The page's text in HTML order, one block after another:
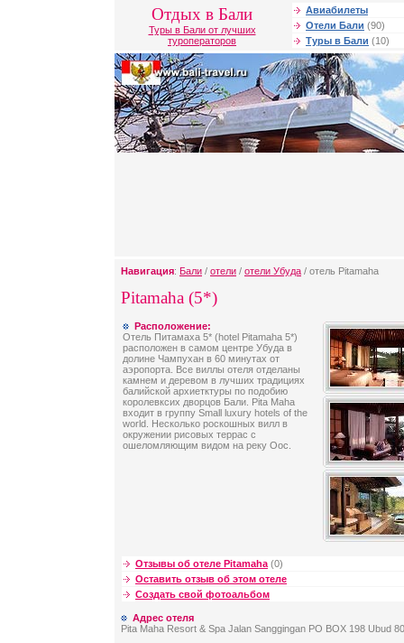
Отдых в Бали
Туры в Бали от лучших
туроператоров
Авиабилеты
Отели Бали (90)
Туры в Бали (10)
Навигация: Бали / отели / отели Убуда / отель Pitamaha
Pitamaha (5*)
Расположение:
Отель Питамаха 5* (hotel Pitamaha 5*)
расположен в самом центре Убуда в
долине Чампухан в 60 минутах от
аэропорта. Все виллы отеля отделаны
камнем и деревом в лучших традициях
балийской архиетктуры по подобию
королевксих дворцов Бали. Pita Maha
входит в группу Small luxury hotels of the
world. Несколько роскошных вилл в
окружении рисовых террас с
ошеломляющим видом на реку Оос.
Отзывы об отеле Pitamaha(0)
Оставить отзыв об этом отеле
Создать свой фотоальбом
Адрес отеля
Pita Maha Resort & Spa Jalan Sanggingan PO BOX 198 Ubud